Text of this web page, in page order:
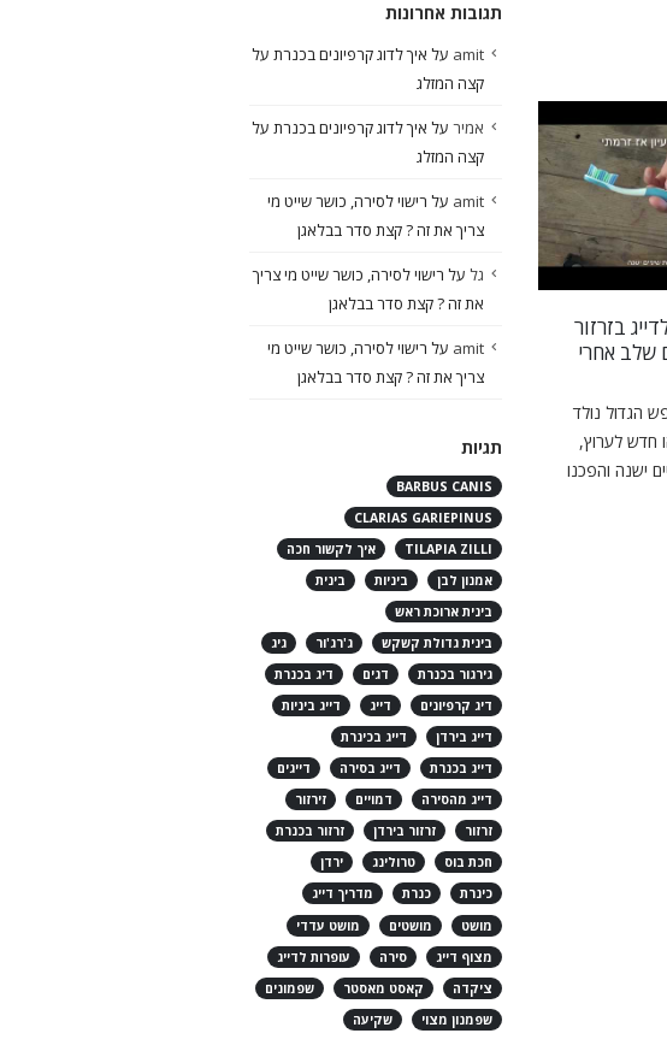
בזרזור
שלב אחרי
הגדול נולד
חדש לערוץ,
ישנה והפכנו
איך לבדוק מזג אוויר לפני יציאה
לדיג
עושה בה שימוש בדרך קבע, מצאתי
שהיא נוחה לי ואמינה. כמובן יש עוד
קרא עוד
תגובות אחרונות
amit על איך לדוג קרפיונים בכנרת על
קצה המזלג
אמיר על איך לדוג קרפיונים בכנרת על
קצה המזלג
amit על רישוי לסירה, כושר שייט מי
צריך את זה ? קצת סדר בבלאגן
גל על רישוי לסירה, כושר שייט מי צריך
את זה ? קצת סדר בבלאגן
amit על רישוי לסירה, כושר שייט מי
צריך את זה ? קצת סדר בבלאגן
תגיות
BARBUS CANIS
CLARIAS GARIEPINUS
TILAPIA ZILLI
איך לקשור חכה
אמנון לבן
ביניות
בינית
בינית ארוכת ראש
בינית גדולת קשקש
ג'רג'ור
גיג
גירגור בכנרת
דגים
דיג בכנרת
דיג קרפיונים
דייג
דייג ביניות
דייג בירדן
דייג בכינרת
דייג בכנרת
דייג בסירה
דייגים
דייג מהסירה
דמויים
זירזור
זרזור
זרזור בירדן
זרזור בכנרת
חכת בוס
טרולינג
ירדן
כינרת
כנרת
מדריך דייג
מושט
מושטים
מושט עדדי
מצוף דייג
סירה
עופרות לדייג
ציקדה
קאסט מאסטר
שפמונים
שפמנון מצוי
שקיעה